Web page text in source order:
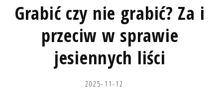
Grabić czy nie grabić? Za i
przeciw w sprawie
jesiennych liści
2025-11-12